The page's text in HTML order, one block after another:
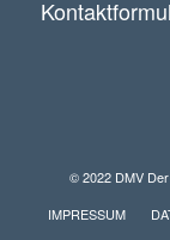
© 2022 DMV
IMPRESSUM